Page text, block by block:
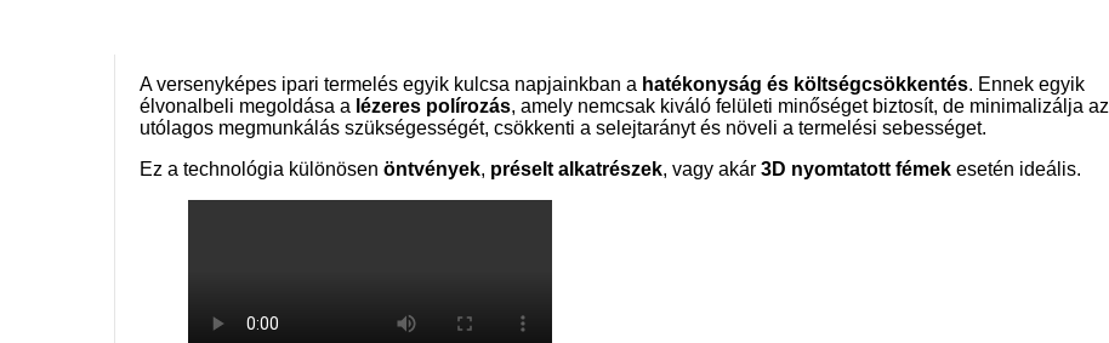
A versenyképes ipari termelés egyik kulcsa napjainkban a hatékonyság és költségcsökkentés. Ennek egyik
élvonalbeli megoldása a lézeres polírozás, amely nemcsak kiváló felületi minőséget biztosít, de minimalizálja az
utólagos megmunkálás szükségességét, csökkenti a selejtarányt és növeli a termelési sebességet.
Ez a technológia különösenöntvények, préselt alkatrészek, vagy akár3D nyomtatott fémek esetén ideális.